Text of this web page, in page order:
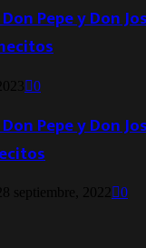
Pepe y Don
0
Pepe y Don
septiembre, 2022 0